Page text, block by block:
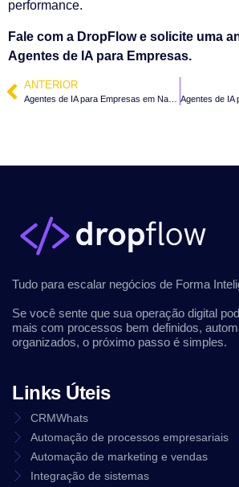
performance.
Fale com a DropFlow e solicite uma
Agentes de IA para Empresas.
ANTERIOR
Tudo para escalar negócios de Forma
Se você sente que sua operação digital
mais com processos bem definidos,
organizados, o próximo passo é simples.
Links Úteis
CRMWhats
Automação de processos empresariais
Automação de marketing e vendas
Integração de sistemas